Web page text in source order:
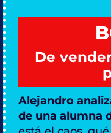
De
Alejandro
de una alumna